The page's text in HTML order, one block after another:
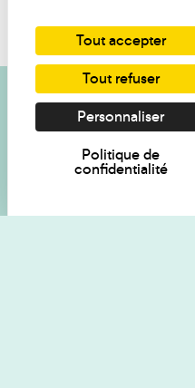
Je souhaite
Inscrivez-
Tout accepter
Tout refuser
Personnaliser
Politique de
confidentialité